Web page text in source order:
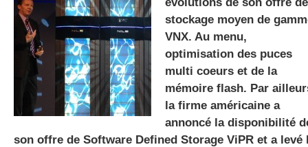
gratuite
stockage moyen de
VNX. Au menu,
optimisation des puces
multi coeurs et de la
mémoire flash. Par
la firme américaine a
annoncé la disponibilité
son offre de Software Defined Storage ViPR et a levé